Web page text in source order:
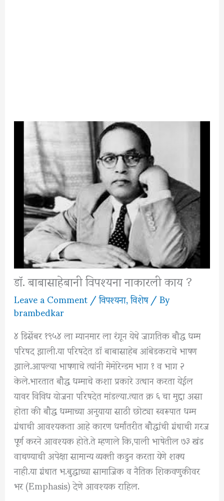
डॉ. बाबासाहेबानी विपश्यना नाकारली काय ?
Leave a Comment/विपश्यना,विशेष/ By
brambedkar
४ डिसेंबर १९५४ ला म्यानमार ला रंगून येथे जागतिक बौद्ध धम्म
परिषद झाली.या परिषदेत डॉ बाबासाहेब आंबेडकराचे भाषण
झाले.आपल्या भाषणाचे त्यांनी मेमोरेन्डम भाग १ व भाग २
केले.भारतात बौद्ध धम्माचे कशा प्रकारे उत्थान करता येईल
यावर विविध योजना परिषदेत मांडल्या.त्यात क्र ६ चा मुद्दा असा
होता की बौद्ध धम्माच्या अनुयाया साठी छोट्या स्वरूपात धम्म
ग्रंथाची आवश्यकता आहे कारण धर्मांतरीत बौद्धांची ग्रंथाची गरज
पूर्ण करने आवश्यक होते.ते म्हणाले कि,पाली भाषेतील ७३ खंड
वाचण्याची अपेक्षा सामान्य व्यक्ती कडुन करता येणे शक्य
नाही.या ग्रंथात भ.बुद्धाच्या सामाजिक व नैतिक शिकवणुकीवर
भर (Emphasis) देणे आवश्यक राहिल.